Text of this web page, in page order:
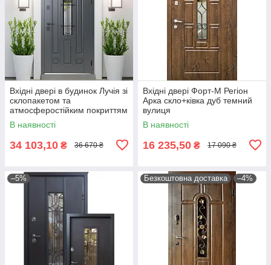
Вхідні двері в будинок Лучія зі
склопакетом та
атмосферостійким покриттям
ArWood сірі
В наявності
34 103,10 ₴ 36 670 ₴
Вхідні двері Форт-M Регіон
Арка скло+ківка дуб темний
вулиця
В наявності
16 235,50 ₴ 17 090 ₴
–5% Безкоштовна доставка –4%